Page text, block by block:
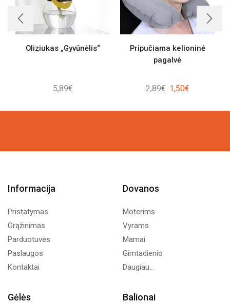
Oliziukas „Gyvūnėlis“
5,89€
Pripučiama kelioninė
pagalvė
2,89€ Original
was:
1,50€Current
is:
Informacija
Pristatymas
Grąžinimas
Parduotuvės
Paslaugos
Kontaktai
Dovanos
Moterims
Vyrams
Mamai
Gimtadienio
Daugiau...
Gėlės Balionai